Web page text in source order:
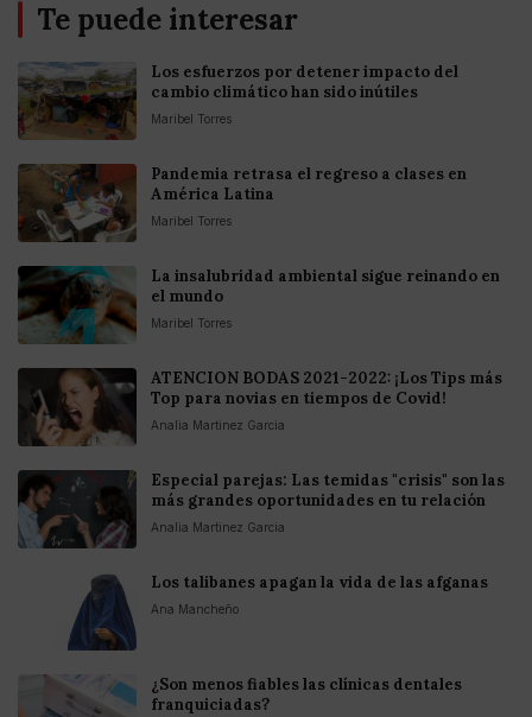
Te puede interesar
Los esfuerzos por detener impacto del
cambio climático han sido inútiles
Maribel Torres
Pandemia retrasa el regreso a clases en
América Latina
Maribel Torres
La insalubridad ambiental sigue reinando en
el mundo
Maribel Torres
ATENCION BODAS 2021-2022: ¡Los Tips más
Top para novias en tiempos de Covid!
Analia Martinez Garcia
Especial parejas: Las temidas "crisis" son las
más grandes oportunidades en tu relación
Analia Martinez Garcia
Los talibanes apagan la vida de las afganas
Ana Mancheño
¿Son menos fiables las clínicas dentales
franquiciadas?